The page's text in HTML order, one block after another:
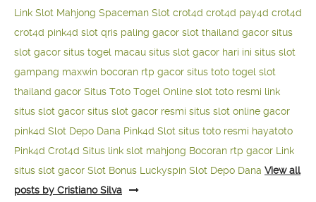
Link Slot Mahjong Spaceman Slot crot4d crot4d pay4d crot4d
crot4d pink4d slot qris paling gacor slot thailand gacor situs
slot gacor situs togel macau situs slot gacor hari ini situs slot
gampang maxwin bocoran rtp gacor situs toto togel slot
thailand gacor Situs Toto Togel Online slot toto resmi link
situs slot gacor situs slot gacor resmi situs slot online gacor
pink4d Slot Depo Dana Pink4d Slot situs toto resmi hayatoto
Pink4d Crot4d Situs link slot mahjong Bocoran rtp gacor Link
situs slot gacor Slot Bonus Luckyspin Slot Depo Dana View all
posts by Cristiano Silva